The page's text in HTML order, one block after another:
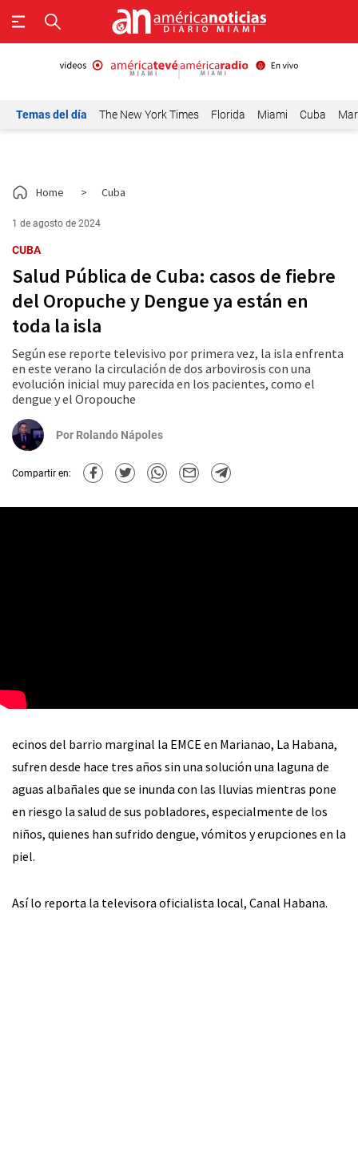
Temas del día The New York Times Florida Miami Cuba
Home > Cuba
1 de agosto de 2024
CUBA
Salud Pública de Cuba: casos de fiebre
del Oropuche y Dengue ya están en
toda la isla
Según ese reporte televisivo por primera vez, la isla enfrenta
en este verano la circulación de dos arbovirosis con una
evolución inicial muy parecida en los pacientes, como el
dengue y el Oropouche
Por Rolando Nápoles
Compartir en:
ecinos del barrio marginal la EMCE en Marianao, La Habana,
sufren desde hace tres años sin una solución una laguna de
aguas albañales que se inunda con las lluvias mientras pone
en riesgo la salud de sus pobladores, especialmente de los
niños, quienes han sufrido dengue, vómitos y erupciones en la
piel.
Así lo reporta la televisora oficialista local, Canal Habana.